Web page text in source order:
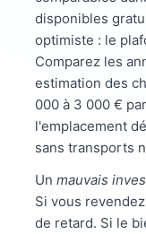
disponibles
optimiste : le
Comparez les
estimation des
000 à 3 000 €
l'emplacement
sans transports
Un mauvais
Si vous
de retard. Si le